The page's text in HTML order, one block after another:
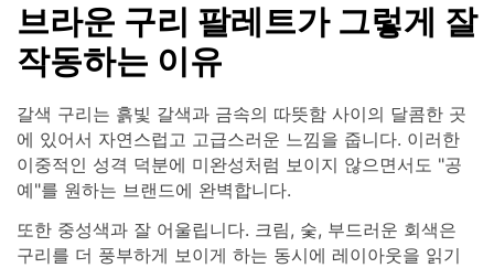
브라운 구리 팔레트가 그렇게 잘
작동하는 이유
갈색 구리는 흙빛 갈색과 금속의 따뜻함 사이의 달콤한 곳
에 있어서 자연스럽고 고급스러운 느낌을 줍니다. 이러한
이중적인 성격 덕분에 미완성처럼 보이지 않으면서도 "공
예"를 원하는 브랜드에 완벽합니다.
또한 중성색과 잘 어울립니다. 크림, 숯, 부드러운 회색은
구리를 더 풍부하게 보이게 하는 동시에 레이아웃을 읽기